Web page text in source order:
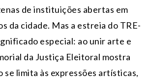
de instituições abertas em
da cidade. Mas a estreia do TRE-
especial: ao unir arte e
da Justiça Eleitoral mostra
se limita às expressões artísticas,